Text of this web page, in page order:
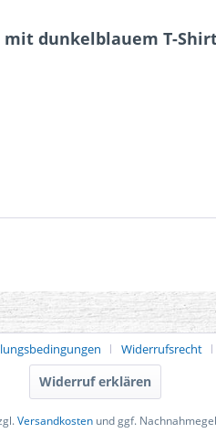
dunkelblauem T-
Widerrufsrecht
Widerruf erklären
Versandkostenund ggf.